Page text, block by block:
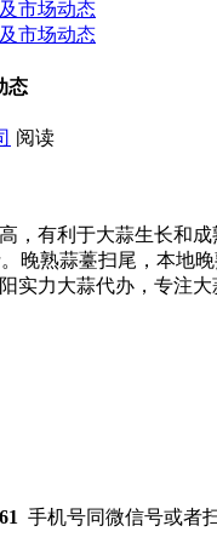
市场动态
市场动态
态
阅读
，有利于大蒜生长和
晚熟蒜薹扫尾，本
实力大蒜代办，专注大
手机号同微信号或者